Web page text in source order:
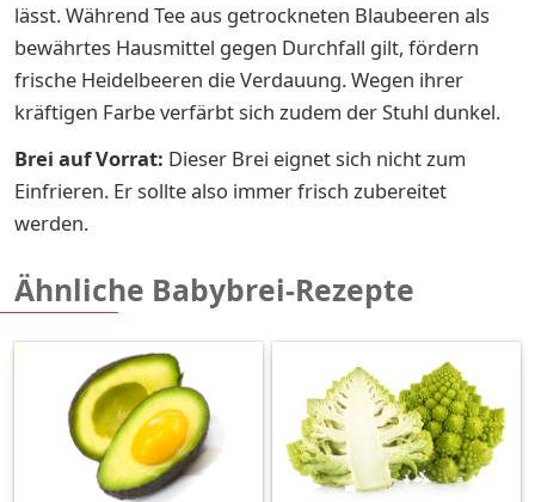
lässt. Während Tee aus getrockneten Blaubeeren als
bewährtes Hausmittel gegen Durchfall gilt, fördern
frische Heidelbeeren die Verdauung. Wegen ihrer
kräftigen Farbe verfärbt sich zudem der Stuhl dunkel.
Brei auf Vorrat: Dieser Brei eignet sich nicht zum
Einfrieren. Er sollte also immer frisch zubereitet
werden.
Ähnliche Babybrei-Rezepte